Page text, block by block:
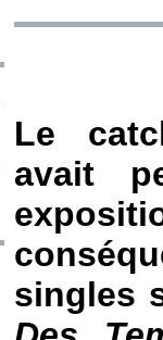
Le
avait
singles